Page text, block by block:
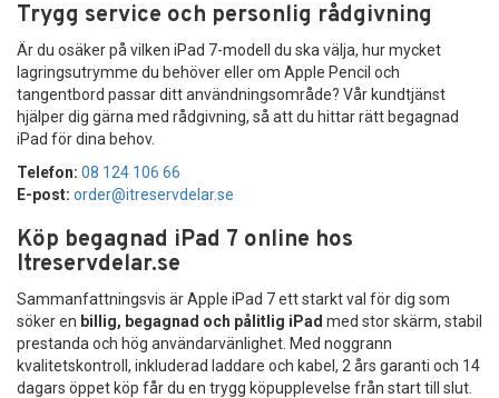
Trygg service och personlig rådgivning
Är du osäker på vilken iPad 7-modell du ska välja, hur mycket
lagringsutrymme du behöver eller om Apple Pencil och
tangentbord passar ditt användningsområde? Vår kundtjänst
hjälper dig gärna med rådgivning, så att du hittar rätt begagnad
iPad för dina behov.
Telefon: 08 124 106 66
E-post: order@itreservdelar.se
Köp begagnad iPad 7 online hos
Itreservdelar.se
Sammanfattningsvis är Apple iPad 7 ett starkt val för dig som
söker en billig, begagnad och pålitlig iPad med stor skärm, stabil
prestanda och hög användarvänlighet. Med noggrann
kvalitetskontroll, inkluderad laddare och kabel, 2 års garanti och 14
dagars öppet köp får du en trygg köpupplevelse från start till slut.